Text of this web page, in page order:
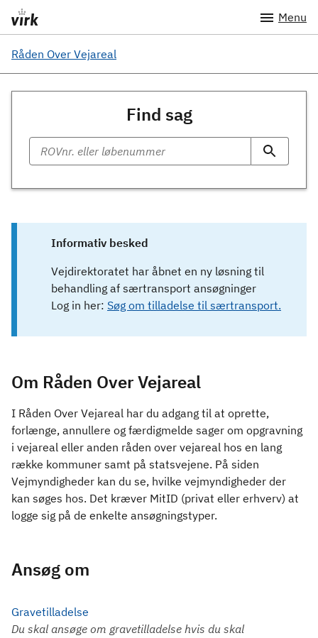
Menu
Råden Over Vejareal
Find sag
Informativ besked
Vejdirektoratet har åbnet en ny løsning til
behandling af særtransport ansøgninger
Log in her: Søg om tilladelse til særtransport.
Om Råden Over Vejareal
I Råden Over Vejareal har du adgang til at oprette,
forlænge, annullere og færdigmelde sager om opgravning
i vejareal eller anden råden over vejareal hos en lang
række kommuner samt på statsvejene. På siden
Vejmyndigheder kan du se, hvilke vejmyndigheder der
kan søges hos. Det kræver MitID (privat eller erhverv) at
logge sig på de enkelte ansøgningstyper.
Ansøg om
Gravetilladelse
Du skal ansøge om gravetilladelse hvis du skal